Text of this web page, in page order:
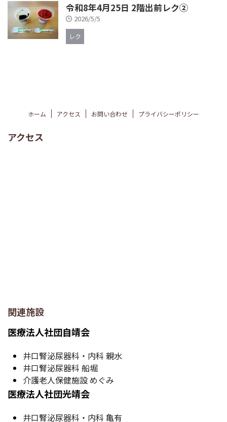
令和8年4月25日 2階出前レク②
2026/5/5
レク
ホーム アクセス お問い合わせ プライバシーポリシー
アクセス
関連施設
医療法人社団自靖会
井口腎泌尿器科・内科 親水
井口腎泌尿器科 船堀
介護老人保健施設 めぐみ
医療法人社団光靖会
井口腎泌尿器科・内科 亀有